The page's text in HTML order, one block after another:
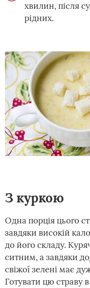
хвилин, після
рідних.
З куркою
Одна порція цього
завдяки високій
до його складу.
ситним, а завдяки
свіжої зелені має
Готувати цю страву